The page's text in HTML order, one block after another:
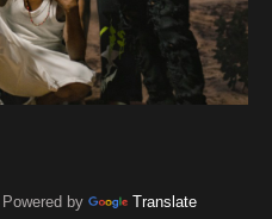
Powered by Translate